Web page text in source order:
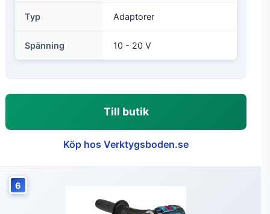
Typ Adaptorer
Spänning 10 - 20 V
Till butik
Köp hos Verktygsboden.se
6